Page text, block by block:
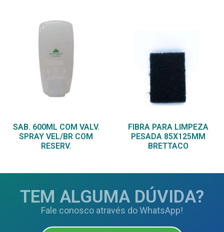
SAB. 600ML COM VALV.
SPRAY VEL/BR COM
RESERV.
FIBRA PARA LIMPEZA
PESADA 85X125MM
BRETTACO
TEM ALGUMA DÚVIDA?
Fale conosco através do WhatsApp!